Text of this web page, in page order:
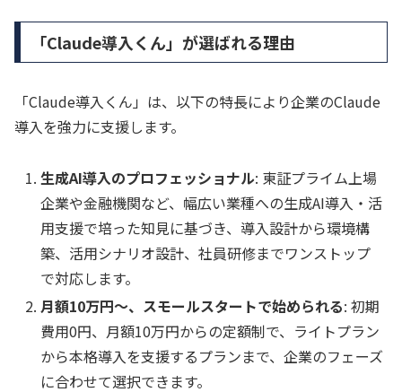
「Claude導入くん」が選ばれる理由
「Claude導入くん」は、以下の特長により企業のClaude
導入を強力に支援します。
生成AI導入のプロフェッショナル: 東証プライム上場
企業や金融機関など、幅広い業種への生成AI導入・活
用支援で培った知見に基づき、導入設計から環境構
築、活用シナリオ設計、社員研修までワンストップ
で対応します。
月額10万円〜、スモールスタートで始められる: 初期
費用0円、月額10万円からの定額制で、ライトプラン
から本格導入を支援するプランまで、企業のフェーズ
に合わせて選択できます。